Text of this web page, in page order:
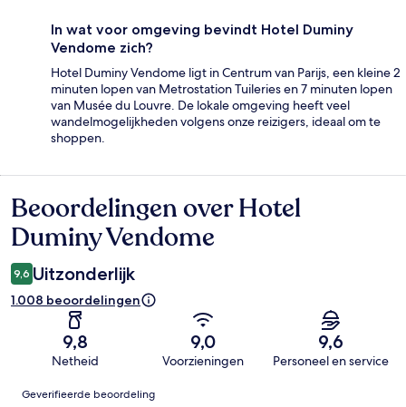
In wat voor omgeving bevindt Hotel Duminy
Vendome zich?
Hotel Duminy Vendome ligt in Centrum van Parijs, een kleine 2
minuten lopen van Metrostation Tuileries en 7 minuten lopen
van Musée du Louvre. De lokale omgeving heeft veel
wandelmogelijkheden volgens onze reizigers, ideaal om te
shoppen.
Beoordelingen
Beoordelingen over Hotel
Duminy Vendome
9,6 Uitzonderlijk
1.008 beoordelingen
9,8
Netheid
9,0
Voorzieningen
9,6
Personeel en service
Beoordelingen
Geverifieerde beoordeling